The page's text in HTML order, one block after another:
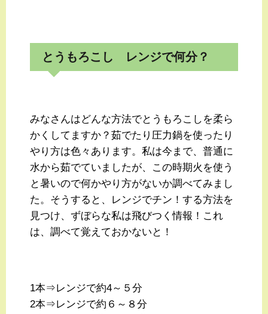
とうもろこし レンジで何分？
みなさんはどんな方法でとうもろこしを柔ら
かくしてますか？茹でたり圧力鍋を使ったり
やり方は色々あります。私は今まで、普通に
水から茹でていましたが、この時期火を使う
と暑いので何かやり方がないか調べてみまし
た。そうすると、レンジでチン！する方法を
見つけ、ずぼらな私は飛びつく情報！これ
は、調べて覚えておかないと！
1本⇒レンジで約4～５分
2本⇒レンジで約６～８分